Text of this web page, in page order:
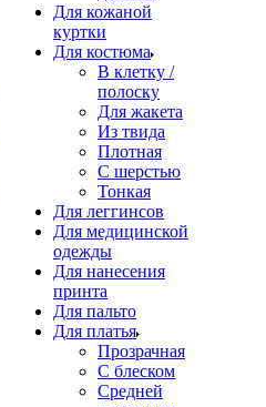
Для кожаной
куртки
Для костюма
В клетку /
полоску
Для жакета
Из твида
Плотная
С шерстью
Тонкая
Для леггинсов
Для медицинской
одежды
Для нанесения
принта
Для пальто
Для платья
Прозрачная
С блеском
Средней